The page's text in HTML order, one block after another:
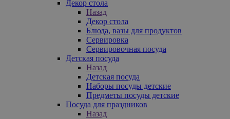
Декор стола
Назад
Декор стола
Блюда, вазы для продуктов
Сервировка
Сервировочная посуда
Детская посуда
Назад
Детская посуда
Наборы посуды детские
Предметы посуды детские
Посуда для праздников
Назад